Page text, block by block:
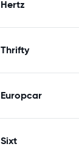
Hertz
Thrifty
Europcar
Sixt